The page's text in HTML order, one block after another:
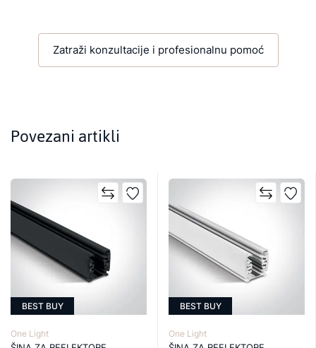
Zatraži konzultacije i profesionalnu pomoć
Povezani artikli
BEST BUY
One Light
BEST BUY
One Light